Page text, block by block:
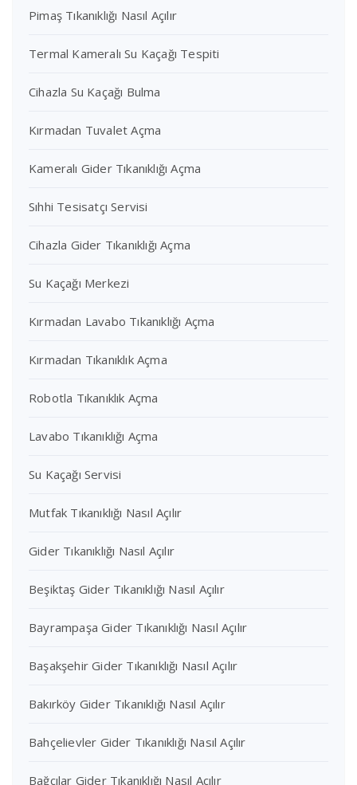
Pimaş Tıkanıklığı Nasıl Açılır
Termal Kameralı Su Kaçağı Tespiti
Cihazla Su Kaçağı Bulma
Kırmadan Tuvalet Açma
Kameralı Gider Tıkanıklığı Açma
Sıhhi Tesisatçı Servisi
Cihazla Gider Tıkanıklığı Açma
Su Kaçağı Merkezi
Kırmadan Lavabo Tıkanıklığı Açma
Kırmadan Tıkanıklık Açma
Robotla Tıkanıklık Açma
Lavabo Tıkanıklığı Açma
Su Kaçağı Servisi
Mutfak Tıkanıklığı Nasıl Açılır
Gider Tıkanıklığı Nasıl Açılır
Beşiktaş Gider Tıkanıklığı Nasıl Açılır
Bayrampaşa Gider Tıkanıklığı Nasıl Açılır
Başakşehir Gider Tıkanıklığı Nasıl Açılır
Bakırköy Gider Tıkanıklığı Nasıl Açılır
Bahçelievler Gider Tıkanıklığı Nasıl Açılır
Bağcılar Gider Tıkanıklığı Nasıl Açılır